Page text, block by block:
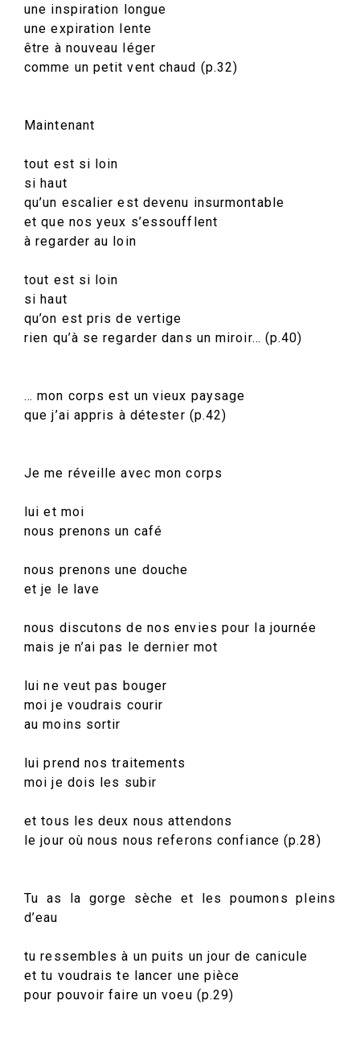
une inspiration longue
une expiration lente
être à nouveau léger
comme un petit vent chaud (p.32)
Maintenant
tout est si loin
si haut
qu’un escalier est devenu insurmontable
et que nos yeux s’essoufflent
à regarder au loin
tout est si loin
si haut
qu’on est pris de vertige
rien qu’à se regarder dans un miroir… (p.40)
… mon corps est un vieux paysage
que j’ai appris à détester (p.42)
Je me réveille avec mon corps
lui et moi
nous prenons un café
nous prenons une douche
et je le lave
nous discutons de nos envies pour la journée
mais je n’ai pas le dernier mot
lui ne veut pas bouger
moi je voudrais courir
au moins sortir
lui prend nos traitements
moi je dois les subir
et tous les deux nous attendons
le jour où nous nous referons confiance (p.28)
Tu as la gorge sèche et les poumons pleins
d’eau
tu ressembles à un puits un jour de canicule
et tu voudrais te lancer une pièce
pour pouvoir faire un voeu (p.29)